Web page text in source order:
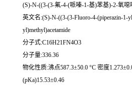
(S)-N-((3-(3-氟-4-(哌嗪-1-基)苯基)-2-氧
英文名:(S)-N-((3-(3-Fluoro-4-(piperazin-1-
yl)methyl)acetamide
分子式:C16H21FN4O3
分子量:336.36
物化性质:沸点587.3±50.0 °C 密度
(pKa)15.53±0.46